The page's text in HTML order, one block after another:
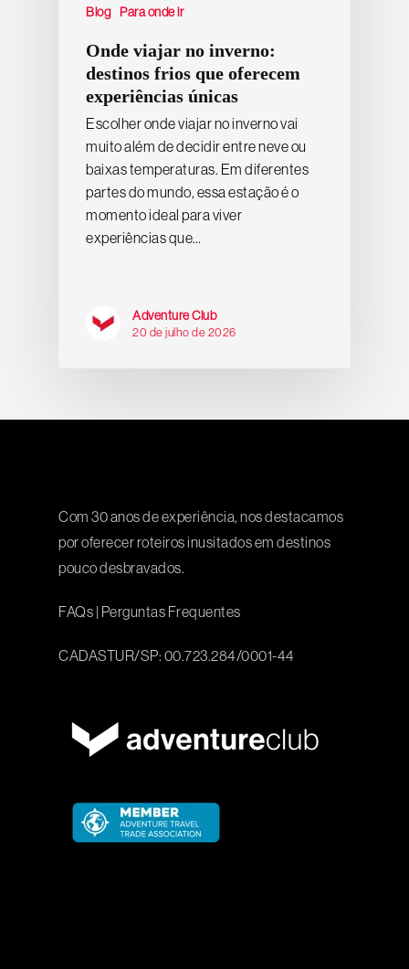
Blog Para onde ir
Onde viajar no inverno:
destinos frios que oferecem
experiências únicas
Escolher onde viajar no inverno vai
muito além de decidir entre neve ou
baixas temperaturas. Em diferentes
partes do mundo, essa estação é o
momento ideal para viver
experiências que…
Adventure Club
20 de julho de 2026
Com 30 anos de experiência, nos destacamos
por oferecer roteiros inusitados em destinos
pouco desbravados.
FAQs | Perguntas Frequentes
CADASTUR/SP: 00.723.284/0001-44